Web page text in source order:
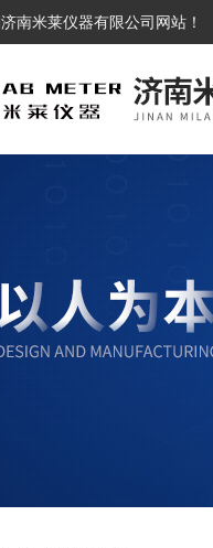
济南米莱仪器有限公司 网站！